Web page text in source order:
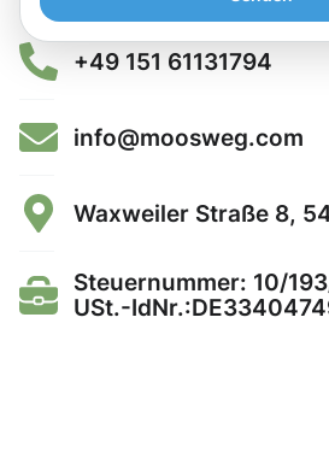
+49 151 61131794
info@moosweg.com
Waxweiler Straße 8,
Steuernummer: 10/
USt.-